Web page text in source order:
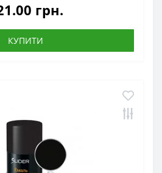
грн.
КУПИТИ